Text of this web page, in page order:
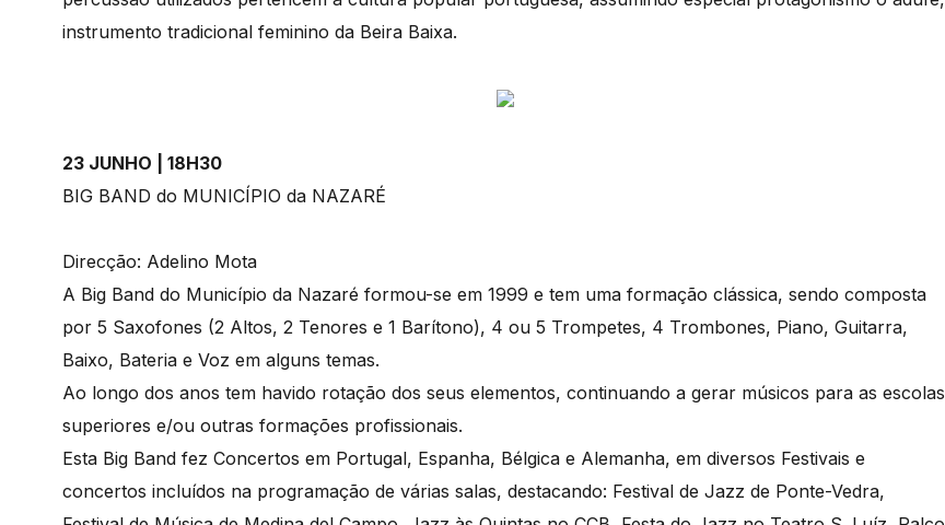
instrumento tradicional feminino da Beira Baixa.
23 JUNHO | 18H30
BIG BAND do MUNICÍPIO da NAZARÉ
Direcção: Adelino Mota
A Big Band do Município da Nazaré formou-se em 1999 e tem uma formação clássica, sendo composta
por 5 Saxofones (2 Altos, 2 Tenores e 1 Barítono), 4 ou 5 Trompetes, 4 Trombones, Piano, Guitarra,
Baixo, Bateria e Voz em alguns temas.
Ao longo dos anos tem havido rotação dos seus elementos, continuando a gerar músicos para as escolas
superiores e/ou outras formações profissionais.
Esta Big Band fez Concertos em Portugal, Espanha, Bélgica e Alemanha, em diversos Festivais e
concertos incluídos na programação de várias salas, destacando: Festival de Jazz de Ponte-Vedra,